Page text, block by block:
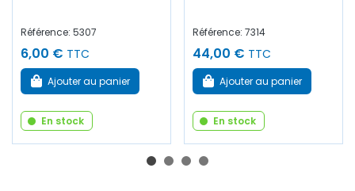
Référence: 5307
6,00 € TTC
Ajouter au panier
En stock
Référence: 7314
44,00 € TTC
Ajouter au panier
En stock